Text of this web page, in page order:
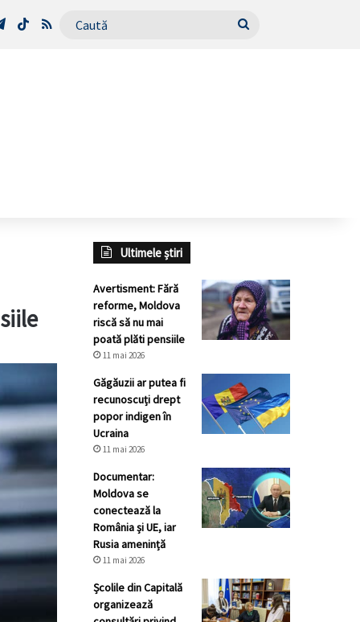
Telegram
TikTokRSS Caută
Ultimele știri
Avertisment: Fără
reforme, Moldova
riscă să nu mai
poată plăti pensiile
11 mai 2026
Găgăuzii ar putea fi
recunoscuți drept
popor indigen în
Ucraina
11 mai 2026
Documentar:
Moldova se
conectează la
România și UE, iar
Rusia amenință
11 mai 2026
Școlile din Capitală
organizează